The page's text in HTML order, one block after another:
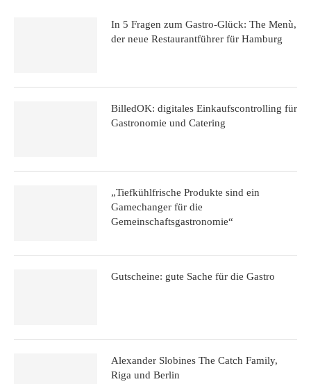
In 5 Fragen zum Gastro-Glück: The Menù,
der neue Restaurantführer für Hamburg
BilledOK: digitales Einkaufscontrolling für
Gastronomie und Catering
„Tiefkühlfrische Produkte sind ein
Gamechanger für die
Gemeinschaftsgastronomie“
Gutscheine: gute Sache für die Gastro
Alexander Slobines The Catch Family,
Riga und Berlin